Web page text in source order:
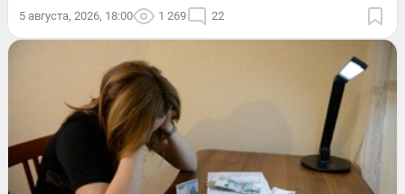
5 августа, 2026, 18:00 1 269 22